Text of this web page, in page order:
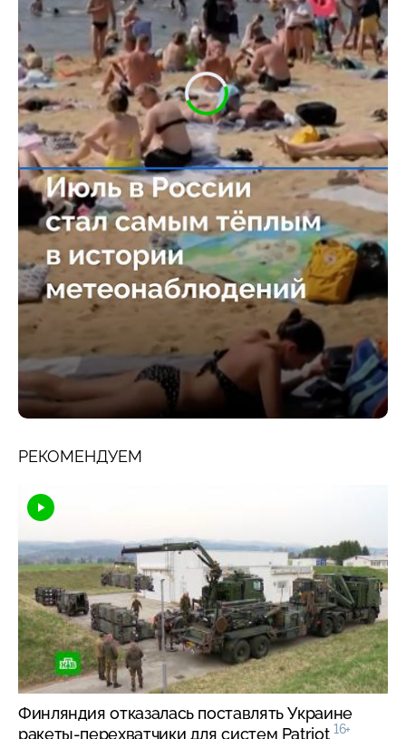
РЕКОМЕНДУЕМ
Финляндия отказалась поставлять Украине
ракеты-перехватчики для систем Patriot 16+